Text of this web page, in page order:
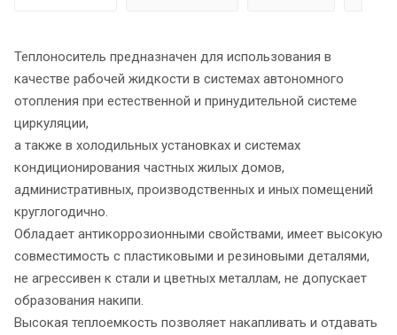
Теплоноситель предназначен для использования в
качестве рабочей жидкости в системах автономного
отопления при естественной и принудительной системе
циркуляции,
а также в холодильных установках и системах
кондиционирования частных жилых домов,
административных, производственных и иных помещений
круглогодично.
Обладает антикоррозионными свойствами, имеет высокую
совместимость с пластиковыми и резиновыми деталями,
не агрессивен к стали и цветных металлам, не допускает
образования накипи.
Высокая теплоемкость позволяет накапливать и отдавать